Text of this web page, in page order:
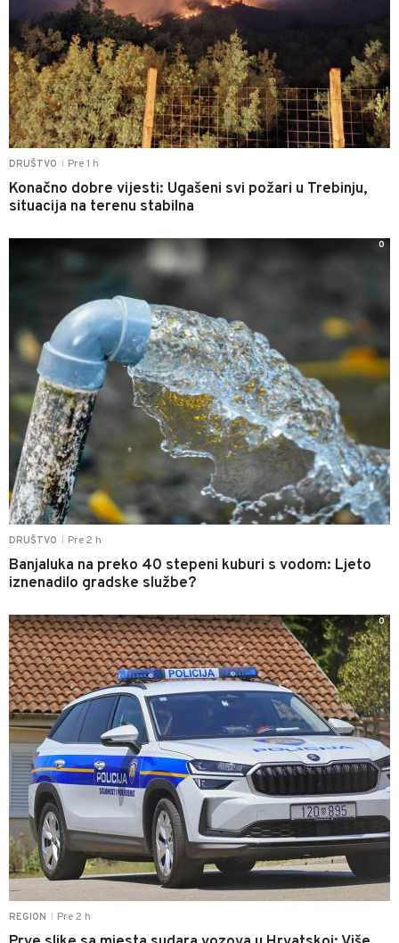
DRUŠTVO Pre 1 h
Konačno dobre vijesti: Ugašeni svi požari u Trebinju,
situacija na terenu stabilna
DRUŠTVO Pre 2 h
Banjaluka na preko 40 stepeni kuburi s vodom: Ljeto
iznenadilo gradske službe?
0
REGION Pre 2 h
0